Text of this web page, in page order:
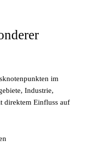
im
Industrie,
direktem Einfluss auf